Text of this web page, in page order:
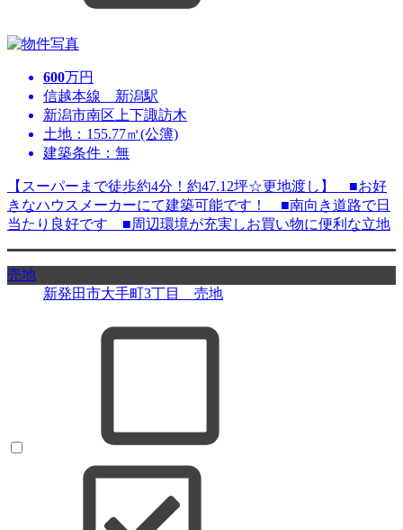
600万円
信越本線 新潟駅
新潟市南区上下諏訪木
土地：155.77㎡(公簿)
建築条件：無
【スーパーまで徒歩約4分！約47.12坪☆更地渡し】 ■お好
きなハウスメーカーにて建築可能です！ ■南向き道路で日
当たり良好です ■周辺環境が充実しお買い物に便利な立地
売地
新発田市大手町3丁目 売地